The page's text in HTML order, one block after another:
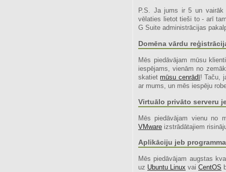
P.S. Ja jums ir 5 un
vēlaties lietot tieši to - arī
G Suite administrācijas
Domēna vārdu
Mēs piedāvājam mūsu
iespējams, vienām no
skatietmūsu cenrādī! Taču,
ar mums, un mēs iespēju
Virtuālo privāto serveru
Mēs piedāvājam vienu no
VMware izstrādātajiem
Aplikāciju jeb
Mēs piedāvājam augstas
uz Ubuntu Linux vai CentOS